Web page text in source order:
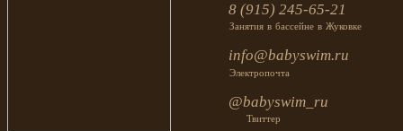
8 (915) 245-65-21
Занятия в бассейне в Жуковке
info@babyswim.ru
Электропочта
@babyswim_ru
Твиттер